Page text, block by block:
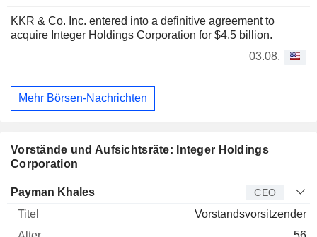
KKR & Co. Inc. entered into a definitive agreement to
acquire Integer Holdings Corporation for $4.5 billion.
03.08.
Mehr Börsen-Nachrichten
Vorstände und Aufsichtsräte: Integer Holdings
Corporation
Manager Titel Alter
Payman Khales CEO
Vorstandsvorsitzender